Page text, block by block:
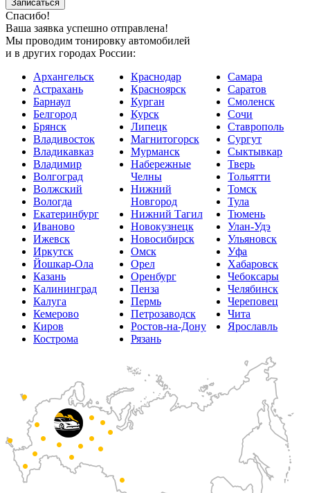
Спасибо!
Ваша заявка успешно отправлена!
Мы проводим тонировку автомобилей
и в других городах России:
Архангельск
Астрахань
Барнаул
Белгород
Брянск
Владивосток
Владикавказ
Владимир
Волгоград
Волжский
Вологда
Екатеринбург
Иваново
Ижевск
Иркутск
Йошкар-Ола
Казань
Калининград
Калуга
Кемерово
Киров
Кострома
Краснодар
Красноярск
Курган
Курск
Липецк
Магнитогорск
Мурманск
Набережные
Челны
Нижний
Новгород
Нижний Тагил
Новокузнецк
Новосибирск
Омск
Орел
Оренбург
Пенза
Пермь
Петрозаводск
Ростов-на-Дону
Рязань
Самара
Саратов
Смоленск
Сочи
Ставрополь
Сургут
Сыктывкар
Тверь
Тольятти
Томск
Тула
Тюмень
Улан-Удэ
Ульяновск
Уфа
Хабаровск
Чебоксары
Челябинск
Череповец
Чита
Ярославль